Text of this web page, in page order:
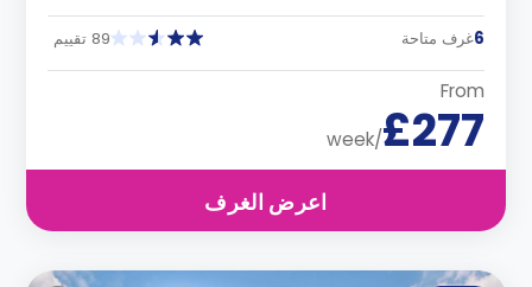
6غرف متاحة 89 تقييم
From
£277
/week
اعرض الغرف